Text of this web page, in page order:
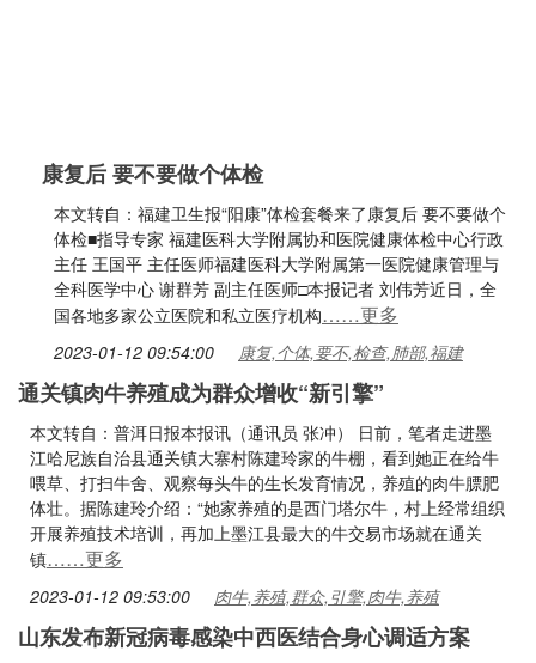
康复后 要不要做个体检
本文转自：福建卫生报“阳康”体检套餐来了康复后 要不要做个
体检■指导专家 福建医科大学附属协和医院健康体检中心行政
主任 王国平 主任医师福建医科大学附属第一医院健康管理与
全科医学中心 谢群芳 副主任医师□本报记者 刘伟芳近日，全
国各地多家公立医院和私立医疗机构……更多
2023-01-12 09:54:00 康复,个体,要不,检查,肺部,福建
通关镇肉牛养殖成为群众增收“新引擎”
本文转自：普洱日报本报讯（通讯员 张冲） 日前，笔者走进墨
江哈尼族自治县通关镇大寨村陈建玲家的牛棚，看到她正在给牛
喂草、打扫牛舍、观察每头牛的生长发育情况，养殖的肉牛膘肥
体壮。据陈建玲介绍：“她家养殖的是西门塔尔牛，村上经常组织
开展养殖技术培训，再加上墨江县最大的牛交易市场就在通关
镇……更多
2023-01-12 09:53:00 肉牛,养殖,群众,引擎,肉牛,养殖
山东发布新冠病毒感染中西医结合身心调适方案